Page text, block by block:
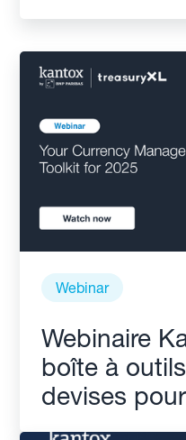
transform your FX
Webinar
Webinaire
boîte à
devises